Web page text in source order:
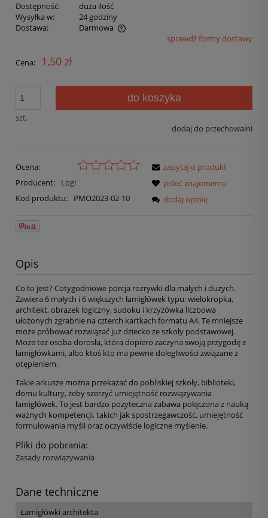
Dostępność:
duża ilość
Wysyłka w:
24 godziny
Dostawa:
Darmowa
sprawdź formy dostawy
Cena: 1,50 zł
szt.
do koszyka
dodaj do przechowalni
Ocena:
Producent:
Logi
Kod produktu:
PMO2023-02-10
zapytaj o produkt
poleć znajomemu
dodaj opinię
Opis
Co to jest? Cotygodniowe porcja rozrywki dla małych i dużych.
Zawiera 6 małych i 6 większych łamigłówek typu: wielokropka,
architekt, obrazek logiczny, sudoku i krzyżówka liczbowa
ułożonych zgrabnie na czterch kartkach formatu A4. Te mniejsze
może próbować rozwiązać już dziecko ze szkoły podstawowej.
Może też osoba dorosła, która dopiero zaczyna swoją przygodę z
łamigłówkami, albo ktoś kto ma pewne dolegliwości związane z
otępieniem.
Takie arkusze można przekazać do pobliskiej szkoły, biblioteki,
domu kultury, żeby szerzyć umiejętność rozwiązywania
łamigłówek. To jest bardzo pożyteczna zabawa połączona z nauką
ważnych kompetencji, takich jak spostrzegawczość, umiejętność
formułowania myśli oraz oczywiście logiczne myślenie.
Pliki do pobrania:
Zasady rozwiązywania
Dane techniczne
Łamigłówki architekta